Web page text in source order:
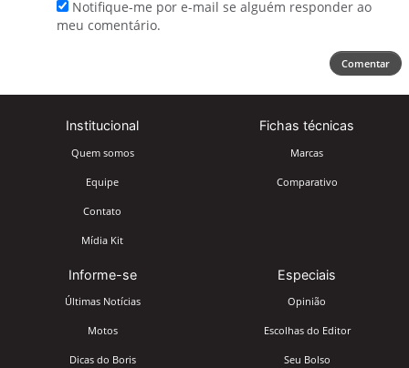
Notifique-me por e-mail se alguém responder ao
meu comentário.
Comentar
Institucional
Quem somos
Equipe
Contato
Mídia Kit
Fichas técnicas
Marcas
Comparativo
Informe-se
Últimas Notícias
Motos
Dicas do Boris
Especiais
Opinião
Escolhas do Editor
Seu Bolso